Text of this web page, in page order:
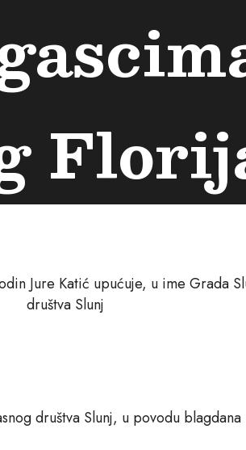
Jure Katić upućuje, u ime Grada
društva Slunj
društva Slunj, u povodu